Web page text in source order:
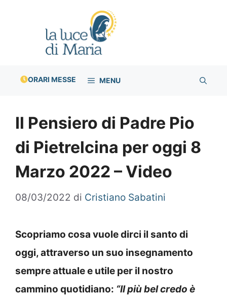
ORARI MESSE MENU
Il Pensiero di Padre Pio
di Pietrelcina per oggi 8
Marzo 2022 – Video
08/03/2022 di Cristiano Sabatini
Scopriamo cosa vuole dirci il santo di
oggi, attraverso un suo insegnamento
sempre attuale e utile per il nostro
cammino quotidiano: “Il più bel credo è